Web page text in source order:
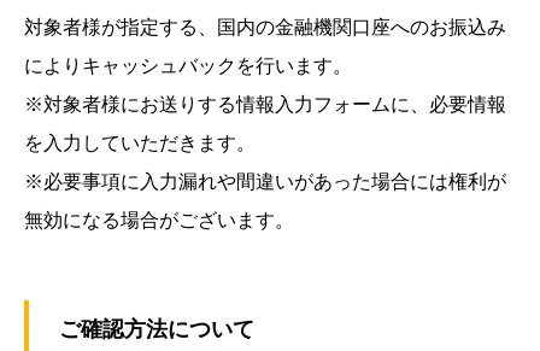
対象者様が指定する、国内の金融機関口座へのお振込み
によりキャッシュバックを行います。
※対象者様にお送りする情報入力フォームに、必要情報
を入力していただきます。
※必要事項に入力漏れや間違いがあった場合には権利が
無効になる場合がございます。
ご確認方法について